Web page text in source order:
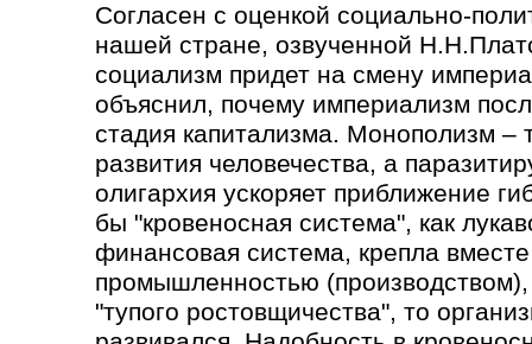
Согласен с оценкой социально-
нашей стране, озвученной
социализм придет на смену
объяснил, почему империализм
стадия капитализма. Монополизм –
развития человечества, а
олигархия ускоряет приближение
бы "кровеносная система", как
финансовая система, крепла
промышленностью (производством),
"тупого ростовщичества", то